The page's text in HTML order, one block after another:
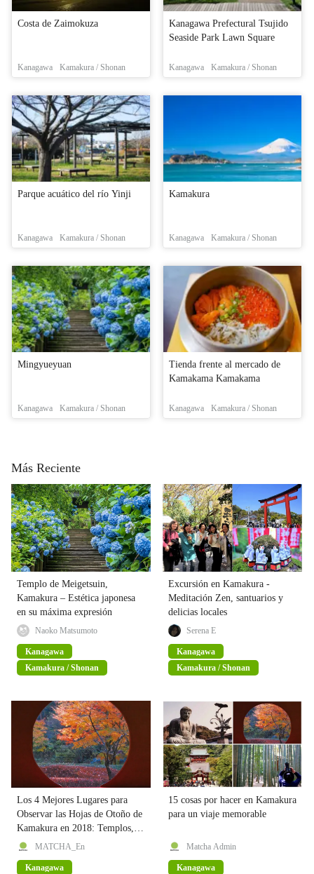
Costa de Zaimokuza
Kanagawa Kamakura / Shonan
Kanagawa Prefectural Tsujido
Seaside Park Lawn Square
Kanagawa Kamakura / Shonan
Parque acuático del río Yinji
Kanagawa Kamakura / Shonan
Kamakura
Kanagawa Kamakura / Shonan
Mingyueyuan
Kanagawa Kamakura / Shonan
Tienda frente al mercado de
Kamakama Kamakama
Kanagawa Kamakura / Shonan
Más Reciente
Templo de Meigetsuin,
Kamakura – Estética japonesa
en su máxima expresión
Naoko Matsumoto
Kanagawa
Kamakura / Shonan
Excursión en Kamakura -
Meditación Zen, santuarios y
delicias locales
Serena E
Kanagawa
Kamakura / Shonan
Los 4 Mejores Lugares para
Observar las Hojas de Otoño de
Kamakura en 2018: Templos,
Parques y Mucho Más
MATCHA_En
Kanagawa
15 cosas por hacer en Kamakura
para un viaje memorable
Matcha Admin
Kanagawa